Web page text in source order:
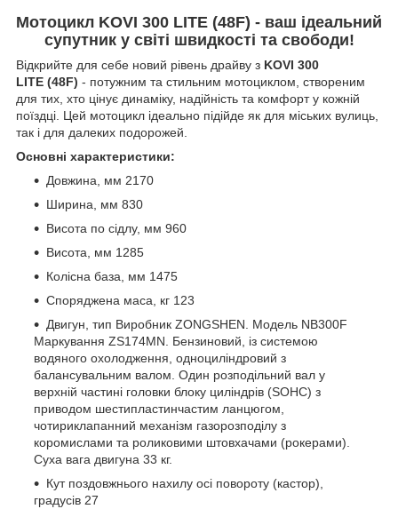
Мотоцикл KOVI 300 LITE (48F) - ваш ідеальний
супутник у світі швидкості та свободи!
Відкрийте для себе новий рівень драйву з KOVI 300
LITE (48F) - потужним та стильним мотоциклом, створеним
для тих, хто цінує динаміку, надійність та комфорт у кожній
поїздці. Цей мотоцикл ідеально підійде як для міських вулиць,
так і для далеких подорожей.
Основні характеристики:
Довжина, мм 2170
Ширина, мм 830
Висота по сідлу, мм 960
Висота, мм 1285
Колісна база, мм 1475
Споряджена маса, кг 123
Двигун, тип Виробник ZONGSHEN. Модель NB300F
Маркування ZS174MN. Бензиновий, із системою
водяного охолодження, одноциліндровий з
балансувальним валом. Один розподільний вал у
верхній частині головки блоку циліндрів (SOHC) з
приводом шестипластинчастим ланцюгом,
чотириклапанний механізм газорозподілу з
коромислами та роликовими штовхачами (рокерами).
Суха вага двигуна 33 кг.
Кут поздовжнього нахилу осі повороту (кастор),
градусів 27